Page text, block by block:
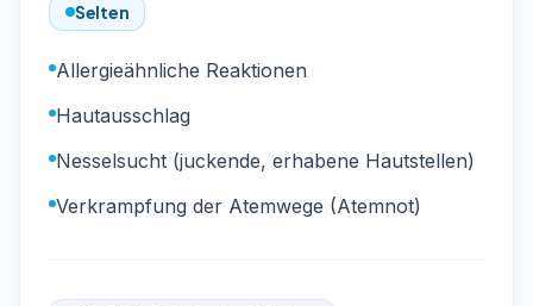
Selten
Allergieähnliche Reaktionen
Hautausschlag
Nesselsucht (juckende, erhabene Hautstellen)
Verkrampfung der Atemwege (Atemnot)